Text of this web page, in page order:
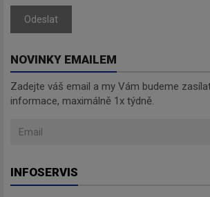
Odeslat
NOVINKY EMAILEM
Zadejte váš email a my Vám budeme
informace, maximálně 1x týdně.
INFOSERVIS